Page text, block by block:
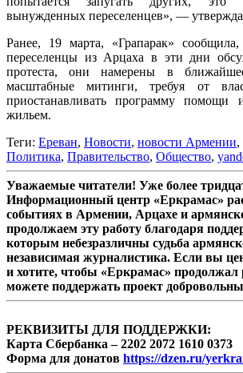
вынужденных переселенцев», —
Ранее, 19 марта, «Грапарак»
переселенцы из Арцаха в эти дни
протеста, они намерены в
масштабные митинги, требуя от
приостанавливать программу помощи
жильем.
Теги: Ереван, Новости, новости Армении,
Политика, Правительство, Общество,
Уважаемые читатели! Уже более
Информационный центр «Еркрамас»
событиях в Армении, Арцахе и
продолжаем эту работу благодаря
которым небезразличны судьба
независимая журналистика. Если вы
и хотите, чтобы «Еркрамас» продолжал
можете поддержать проект
РЕКВИЗИТЫ ДЛЯ ПОДДЕРЖКИ:
Карта Сбербанка – 2202 2072 1610 0373
Форма для донатов https://dzen.ru/